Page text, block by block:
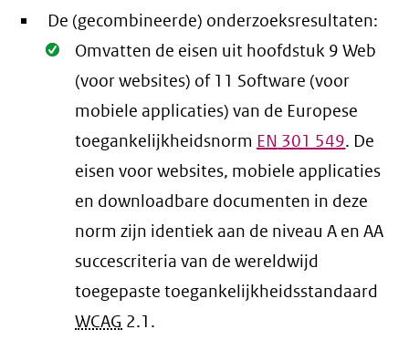
De (gecombineerde) onderzoeksresultaten:
Oké.
Omvatten de eisen uit hoofdstuk 9 Web
(voor websites) of 11 Software (voor
mobiele applicaties) van de Europese
toegankelijkheidsnorm EN 301 549. De
eisen voor websites, mobiele applicaties
en downloadbare documenten in deze
norm zijn identiek aan de niveau A en AA
succescriteria van de wereldwijd
toegepaste toegankelijkheidsstandaard
WCAG 2.1 .